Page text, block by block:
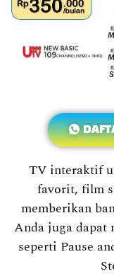
TV interaktif
favorit, film
memberikan
Anda juga
seperti Pause